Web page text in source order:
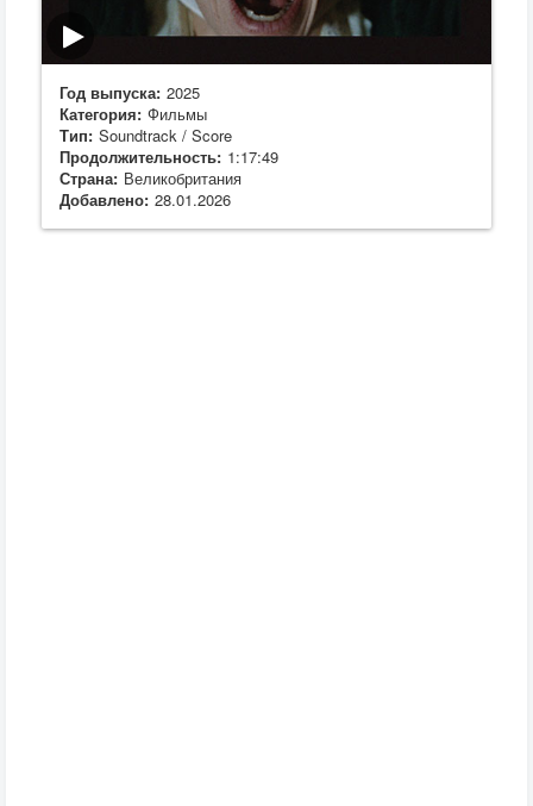
Год выпуска: 2025
Категория: Фильмы
Тип: Soundtrack / Score
Продолжительность: 1:17:49
Страна: Великобритания
Добавлено: 28.01.2026